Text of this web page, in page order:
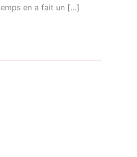
en a fait un […]